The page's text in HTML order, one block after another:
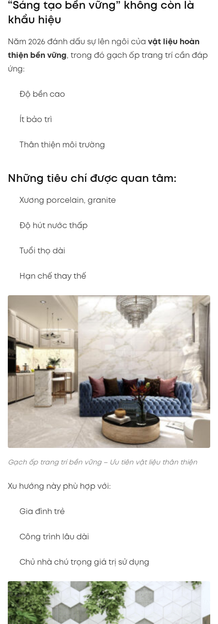
“Sáng tạo bền vững” không còn là
khẩu hiệu
Năm 2026 đánh dấu sự lên ngôi của vật liệu hoàn
thiện bền vững, trong đó gạch ốp trang trí cần đáp
ứng:
Độ bền cao
Ít bảo trì
Thân thiện môi trường
Những tiêu chí được quan tâm:
Xương porcelain, granite
Độ hút nước thấp
Tuổi thọ dài
Hạn chế thay thế
Gạch ốp trang trí bền vững – Ưu tiên vật liệu thân thiện
Xu hướng này phù hợp với:
Gia đình trẻ
Công trình lâu dài
Chủ nhà chú trọng giá trị sử dụng